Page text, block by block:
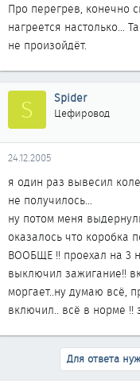
Про перегрев, конечно
нагреется настолько...
не произойдёт.
S Spider
Цефировод
24.12.2005
я один раз вывесил
не получилось...
ну потом меня
оказалось что коробка
ВООБЩЕ !! проехал на 3
выключил зажигание!!
моргает..ну думаю всё,
включил.. всё в норме !!
Для ответа